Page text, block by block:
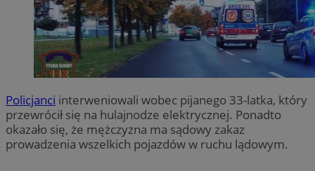
Policjanci interweniowali wobec pijanego 33-latka, który
przewrócił się na hulajnodze elektrycznej. Ponadto
okazało się, że mężczyzna ma sądowy zakaz
prowadzenia wszelkich pojazdów w ruchu lądowym.